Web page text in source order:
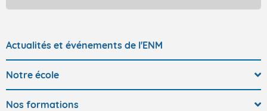
Actualités et événements de l'ENM
Notre école
Nos formations